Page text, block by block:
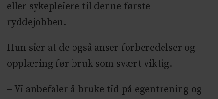
eller sykepleiere til denne første
ryddejobben.
Hun sier at de også anser forberedelser og
opplæring før bruk som svært viktig.
– Vi anbefaler å bruke tid på egentrening og